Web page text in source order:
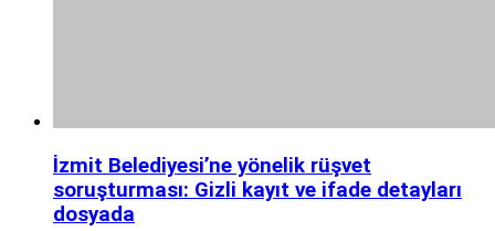
İzmit Belediyesi’ne yönelik rüşvet
soruşturması: Gizli kayıt ve ifade detayları
dosyada